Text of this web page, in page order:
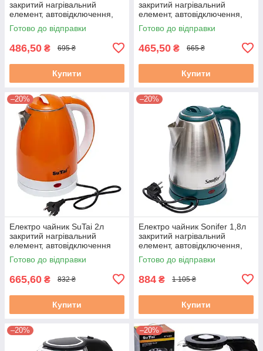
закритий нагрівальний
елемент, автовідключення,
корпус нержавіюча сталь
Готово до відправки
486,50 ₴ 695 ₴
Купити
закритий нагрівальний
елемент, автовідключення,
корпус нержавіюча сталь
Готово до відправки
465,50 ₴ 665 ₴
Купити
–20%
Електро чайник SuTai 2л
закритий нагрівальний
елемент, автовідключення
Готово до відправки
665,60 ₴ 832 ₴
Купити
–20%
Електро чайник Sonifer 1,8л
закритий нагрівальний
елемент, автовідключення,
корпус нержавіюча сталь
Готово до відправки
884 ₴ 1 105 ₴
Купити
–20% –20%